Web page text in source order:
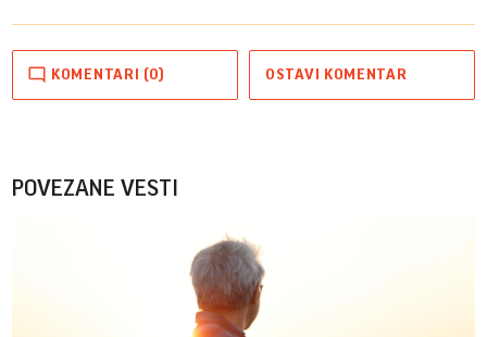
KOMENTARI (0) OSTAVI KOMENTAR
POVEZANE VESTI